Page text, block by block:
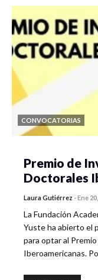
CONVOCATORIAS
Premio de
Doctorales
Laura Gutiérrez -Ene
La Fundación
Yuste ha abierto el
para optar al
Iberoamericanas.